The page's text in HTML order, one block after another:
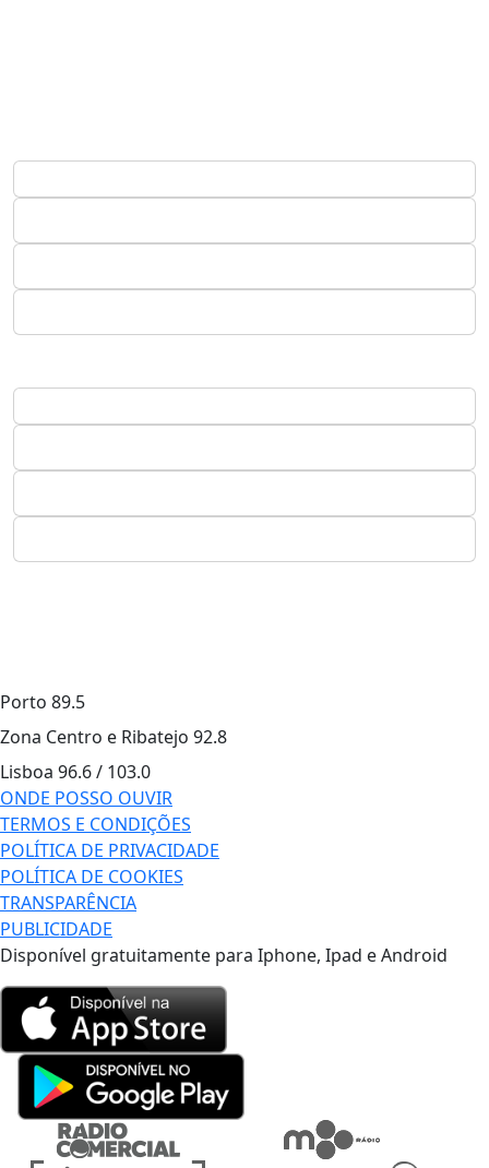
Porto 89.5
Zona Centro e Ribatejo 92.8
Lisboa 96.6 / 103.0
ONDE POSSO OUVIR
TERMOS E CONDIÇÕES
POLÍTICA DE PRIVACIDADE
POLÍTICA DE COOKIES
TRANSPARÊNCIA
PUBLICIDADE
Disponível gratuitamente para Iphone, Ipad e Android